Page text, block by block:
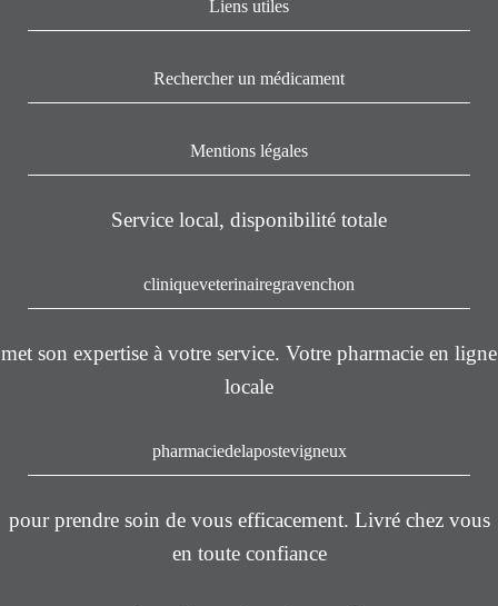
Liens utiles
Rechercher un médicament
Mentions légales
Service local, disponibilité totale
cliniqueveterinairegravenchon
met son expertise à votre service. Votre pharmacie en ligne
locale
pharmaciedelapostevigneux
pour prendre soin de vous efficacement. Livré chez vous
en toute confiance